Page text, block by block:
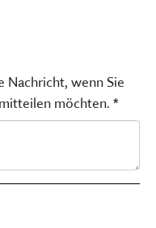
Nachricht, wenn Sie
möchten. *